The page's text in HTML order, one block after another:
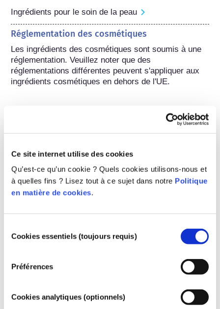
Ce site internet utilise des cookies
Qu’est-ce qu’un cookie ? Quels cookies utilisons-nous et
à quelles fins ? Lisez tout à ce sujet dans notre Politique
en matière de cookies.
duCookies essentiels (toujours requis)
Préférences
Cookies analytiques (optionnels)
Ingrédients pour le soin de la peau
Réglementation des cosmétiques
Les ingrédients des cosmétiques sont soumis à une
réglementation. Veuillez noter que des
réglementations différentes peuvent s'appliquer aux
ingrédients cosmétiques en dehors de l'UE.
Comprendre vos
produits cosmétiques
Comment la sécurité des cosmétiques
est-elle garantie en Europe ?
produits cosmétiques vendus dans l’Union
consommateurs. Les entreprises et les
d’assurer la sécurité des produits
En savoir plus
?
Certains ingrédients utilisés dans les produits
perturbateurs endocriniens » parce qu’ils sont